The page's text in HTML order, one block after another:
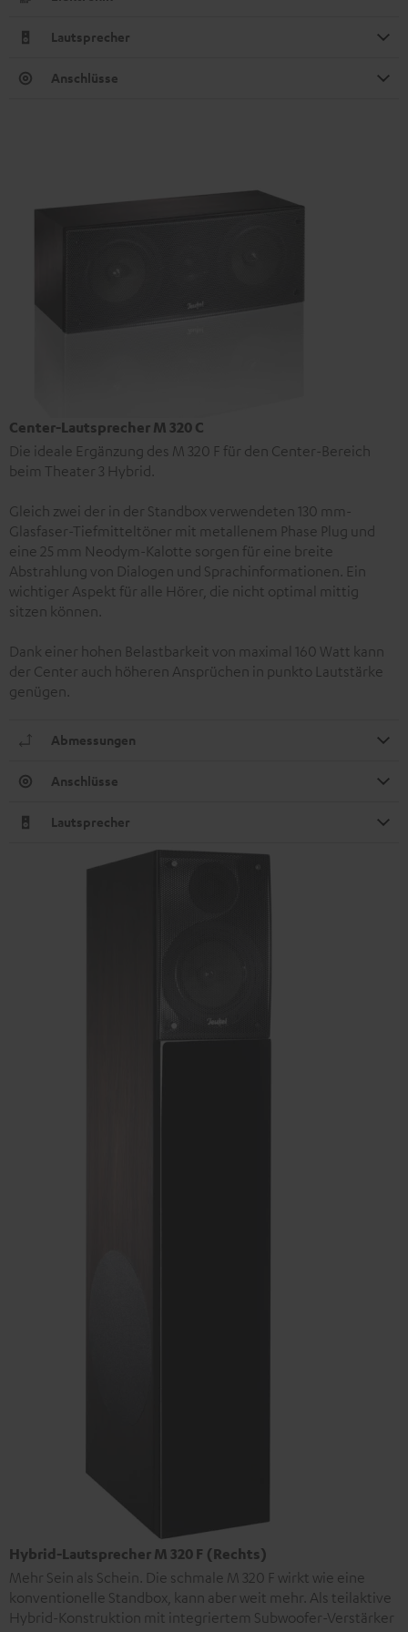
Lautsprecher
Anschlüsse
Center-Lautsprecher M 320 C
Die ideale Ergänzung des M 320 F für den Center-Bereich
beim Theater 3 Hybrid.
Gleich zwei der in der Standbox verwendeten 130 mm-
Glasfaser-Tiefmitteltöner mit metallenem Phase Plug und
eine 25 mm Neodym-Kalotte sorgen für eine breite
Abstrahlung von Dialogen und Sprachinformationen. Ein
wichtiger Aspekt für alle Hörer, die nicht optimal mittig
sitzen können.
Dank einer hohen Belastbarkeit von maximal 160 Watt kann
der Center auch höheren Ansprüchen in punkto Lautstärke
genügen.
Abmessungen
Anschlüsse
Lautsprecher
Hybrid-Lautsprecher M 320 F (Rechts)
Mehr Sein als Schein. Die schmale M 320 F wirkt wie eine
konventionelle Standbox, kann aber weit mehr. Als teilaktive
Hybrid-Konstruktion mit integriertem Subwoofer-Verstärker